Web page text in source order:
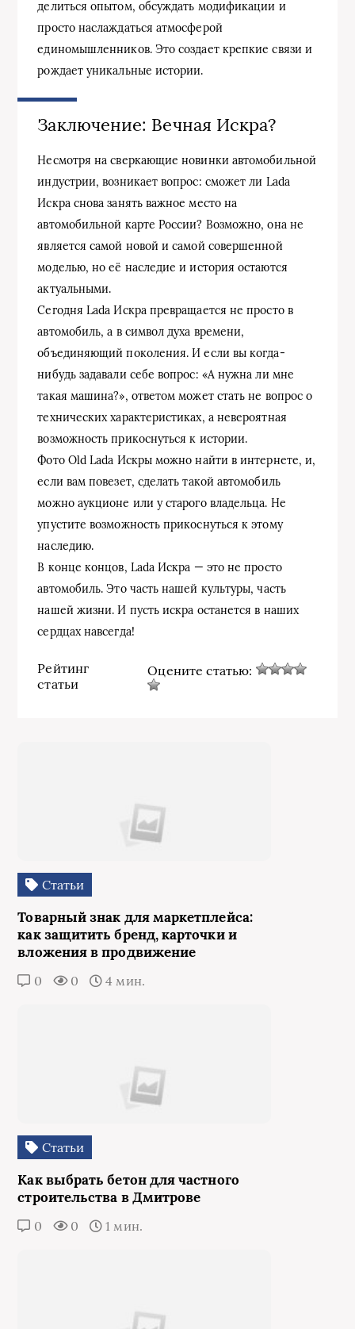
делиться опытом, обсуждать модификации и
просто наслаждаться атмосферой
единомышленников. Это создает крепкие связи и
рождает уникальные истории.
Заключение: Вечная Искра?
Несмотря на сверкающие новинки автомобильной
индустрии, возникает вопрос: сможет ли Lada
Искра снова занять важное место на
автомобильной карте России? Возможно, она не
является самой новой и самой совершенной
моделью, но её наследие и история остаются
актуальными.
Сегодня Lada Искра превращается не просто в
автомобиль, а в символ духа времени,
объединяющий поколения. И если вы когда-
нибудь задавали себе вопрос: «А нужна ли мне
такая машина?», ответом может стать не вопрос о
технических характеристиках, а невероятная
возможность прикоснуться к истории.
Фото Old Lada Искры можно найти в интернете, и,
если вам повезет, сделать такой автомобиль
можно аукционе или у старого владельца. Не
упустите возможность прикоснуться к этому
наследию.
В конце концов, Lada Искра — это не просто
автомобиль. Это часть нашей культуры, часть
нашей жизни. И пусть искра останется в наших
сердцах навсегда!
Рейтинг
статьи
Оцените статью:
Статьи
Товарный знак для маркетплейса:
как защитить бренд, карточки и
вложения в продвижение
0 0 4 мин.
Статьи
Как выбрать бетон для частного
строительства в Дмитрове
0 0 1 мин.